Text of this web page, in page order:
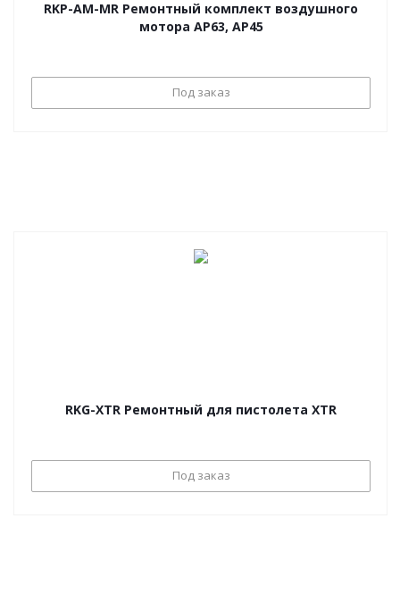
RKP-AM-MR Ремонтный комплект воздушного
мотора AP63, AP45
Под заказ
RKG-XTR Ремонтный для пистолета XTR
Под заказ